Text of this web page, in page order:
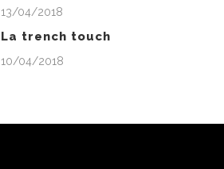
13/04/2018
La trench touch
10/04/2018